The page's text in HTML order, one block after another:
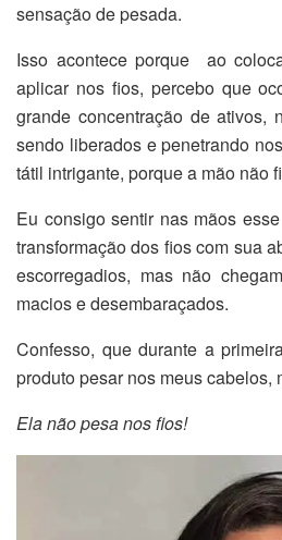
sensação de pesada.
Isso acontece porque ao
aplicar nos fios, percebo que
grande concentração de ativos,
sendo liberados e penetrando
tátil intrigante, porque a mão não
Eu consigo sentir nas mãos
transformação dos fios com sua
escorregadios, mas não
macios e desembaraçados.
Confesso, que durante a
produto pesar nos meus cabelos,
Ela não pesa nos fios!